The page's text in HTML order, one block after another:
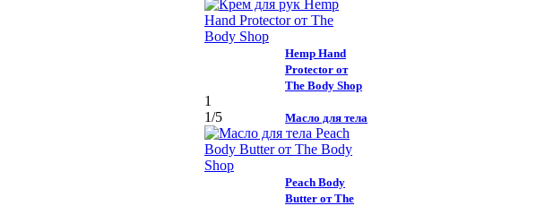
Hemp Hand
Protector от
The Body Shop
1
1/5 Масло для тела
Peach Body
Butter от The